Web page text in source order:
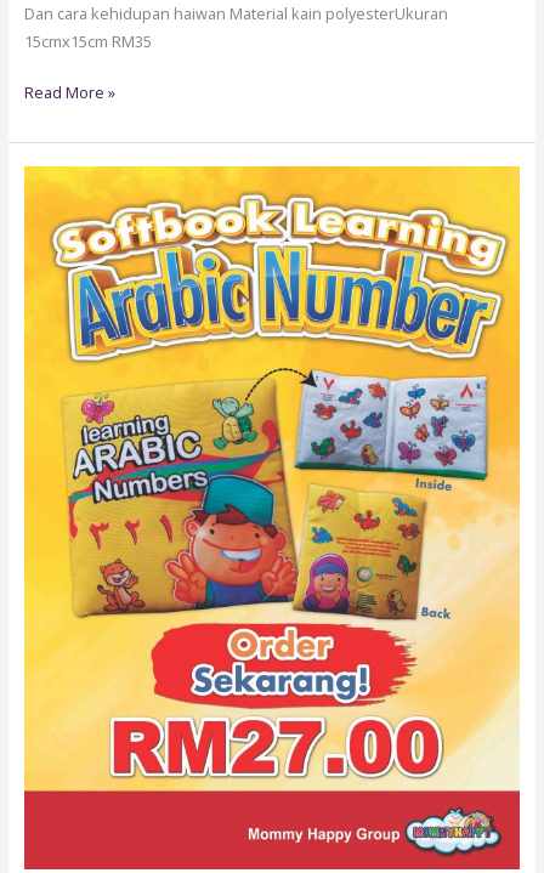
Dan cara kehidupan haiwan Material kain polyesterUkuran
15cmx15cm RM35
Read More »
SB23-
MENGENAL
ANGKA